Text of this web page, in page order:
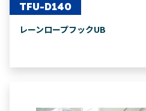
TFU-D140
レーンロープフックUB